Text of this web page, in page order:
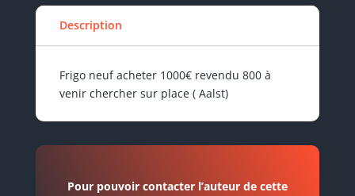
Description
Frigo neuf acheter 1000€ revendu 800 à
venir chercher sur place ( Aalst)
Pour pouvoir contacter l’auteur de cette